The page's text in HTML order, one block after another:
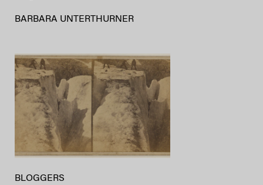
BARBARA UNTERTHURNER
BLOGGERS